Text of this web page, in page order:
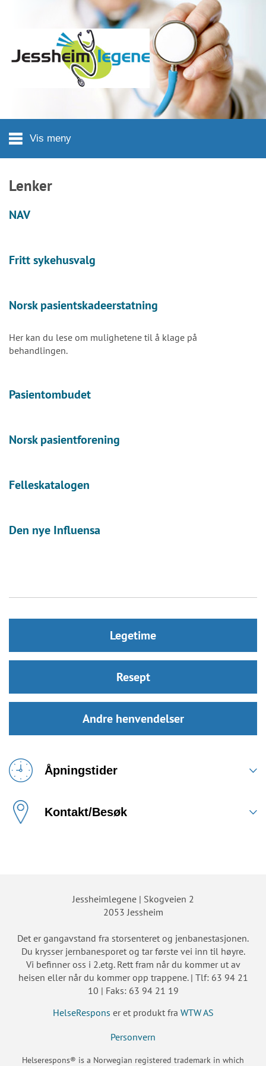
Hopp til hovedinnhold
Vis meny
Legetime
Resept
Andre henvendelser
Åpningstider
Kontakt/Besøk
Lenker
NAV
Fritt sykehusvalg
Norsk pasientskadeerstatning
Her kan du lese om mulighetene til å klage på
behandlingen.
Pasientombudet
Norsk pasientforening
Felleskatalogen
Den nye Influensa
Jessheimlegene | Skogveien 2
2053 Jessheim
Det er gangavstand fra storsenteret og jenbanestasjonen.
Du krysser jernbanesporet og tar første vei inn til høyre.
Vi befinner oss i 2.etg. Rett fram når du kommer ut av
heisen eller når du kommer opp trappene. | Tlf: 63 94 21
10 | Faks: 63 94 21 19
HelseRespons er et produkt fra WTW AS
Personvern
Helserespons® is a Norwegian registered trademark in which